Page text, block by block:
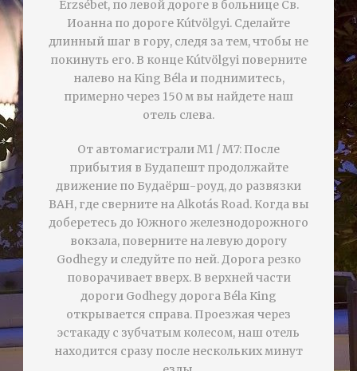
Erzsébet, по левой дороге в больнице Св.
Иоанна по дороге Kútvölgyi. Сделайте
длинный шаг в гору, следя за тем, чтобы не
покинуть его. В конце Kútvölgyi поверните
налево на King Béla и поднимитесь,
примерно через 150 м вы найдете наш
отель слева.
От автомагистрали M1 / M7: После
прибытия в Будапешт продолжайте
движение по Будаёрш-роуд, до развязки
BAH, где сверните на Alkotás Road. Когда вы
доберетесь до Южного железнодорожного
вокзала, поверните на левую дорогу
Godhegy и следуйте по ней. Дорога резко
поворачивает вверх. В верхней части
дороги Godhegy дорога Béla King
открывается справа. Проезжая через
эстакаду с зубчатым колесом, наш отель
находится сразу после нескольких минут